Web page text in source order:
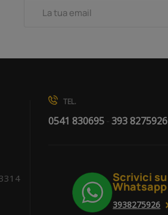
TEL.
0541 830695 -393 8275926
Scrivici su
Whatsapp
3938275926